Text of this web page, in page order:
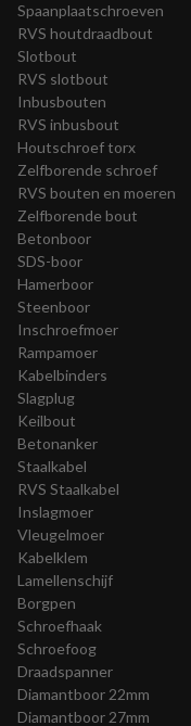
Spaanplaatschroeven
RVS houtdraadbout
Slotbout
RVS slotbout
Inbusbouten
RVS inbusbout
Houtschroef torx
Zelfborende schroef
RVS bouten en moeren
Zelfborende bout
Betonboor
SDS-boor
Hamerboor
Steenboor
Inschroefmoer
Rampamoer
Kabelbinders
Slagplug
Keilbout
Betonanker
Staalkabel
RVS Staalkabel
Inslagmoer
Vleugelmoer
Kabelklem
Lamellenschijf
Borgpen
Schroefhaak
Schroefoog
Draadspanner
Diamantboor 22mm
Diamantboor 27mm